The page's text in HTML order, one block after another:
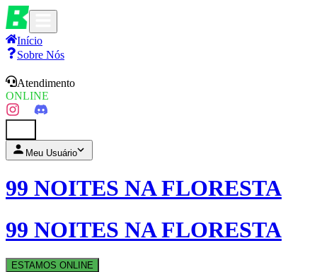
Início
Sobre Nós
Atendimento
ONLINE
Meu Usuário
99 NOITES NA FLORESTA
99 NOITES NA FLORESTA
ESTAMOS ONLINE